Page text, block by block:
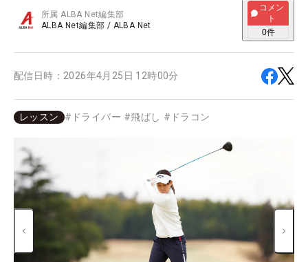
所属ALBA Net編集部
ALBA Net編集部 / ALBA Net
コメン
ト
0件
配信日時： 2026年4月25日 12時00分
レッスン # ドライバー #飛ばし # ドラコン